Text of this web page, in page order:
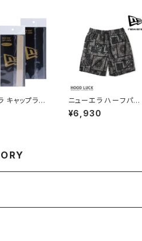
キャップライ
デーション
子を汚れ
プケア 汗じ
ニューエラ ハーフパン
ツ NEW ERA イージー
ショートパンツ Orienta
¥6,930